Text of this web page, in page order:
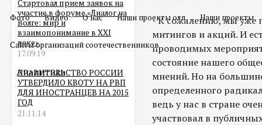
Фото Видео О нас Наши проекты олд Наши проекты
Сайты организаций соотечественников
Аналитика
Стартовал прием заявок на
участие в форуме «Диалог на
Волге: мир и
взаимопонимание в XXI
веке»
17.09.19
ПРАВИТЕЛЬСТВО РОССИИ
УТВЕРДИЛО КВОТУ НА РВП
ДЛЯ ИНОСТРАНЦЕВ НА 2015
ГОД
21.11.14
- К сожалению, мы уже
митингов и акций. И
проводимых
состояние нашего
мнений. Но на
определенного
ведь у нас в стране
участвовал в